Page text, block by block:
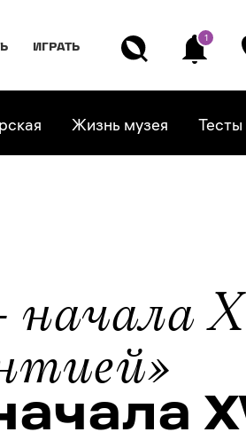
ИГРАТЬ
1
Жизнь музея Тесты
начала